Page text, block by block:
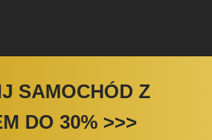
SAMOCHÓD Z
DO 30% >>>